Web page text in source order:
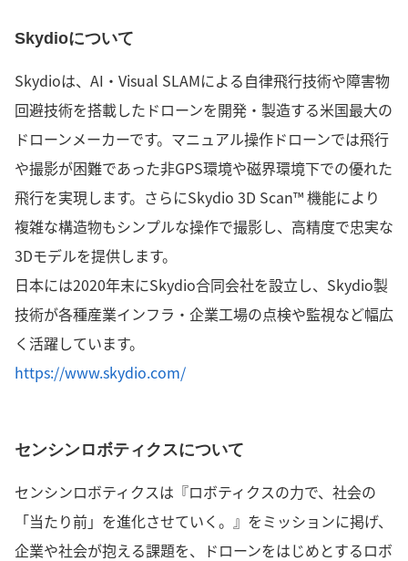
Skydioについて
Skydioは、AI・Visual SLAMによる自律飛行技術や障害物
回避技術を搭載したドローンを開発・製造する米国最大の
ドローンメーカーです。マニュアル操作ドローンでは飛行
や撮影が困難であった非GPS環境や磁界環境下での優れた
飛行を実現します。さらにSkydio 3D Scan™ 機能により
複雑な構造物もシンプルな操作で撮影し、高精度で忠実な
3Dモデルを提供します。
日本には2020年末にSkydio合同会社を設立し、Skydio製
技術が各種産業インフラ・企業工場の点検や監視など幅広
く活躍しています。
https://www.skydio.com/
センシンロボティクスについて
センシンロボティクスは『ロボティクスの力で、社会の
「当たり前」を進化させていく。』をミッションに掲げ、
企業や社会が抱える課題を、ドローンをはじめとするロボ